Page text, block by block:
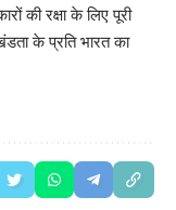
की रक्षा के लिए पूरी
के प्रति भारत का